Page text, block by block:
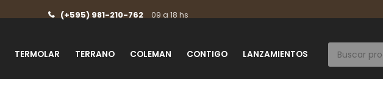
TERMOLAR TERRANO COLEMAN CONTIGO LANZAMIENTOS
(+595) 981-210-762 09 a 18 hs